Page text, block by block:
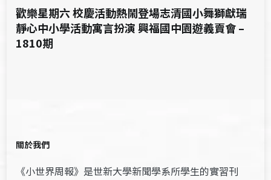
歡樂星期六 校慶活動熱鬧登場志清國小舞獅獻瑞
靜心中小學活動寓言扮演 興福國中園遊義賣會 –
1810期
關於我們
《小世界周報》是世新大學新聞學系所學生的實習刊